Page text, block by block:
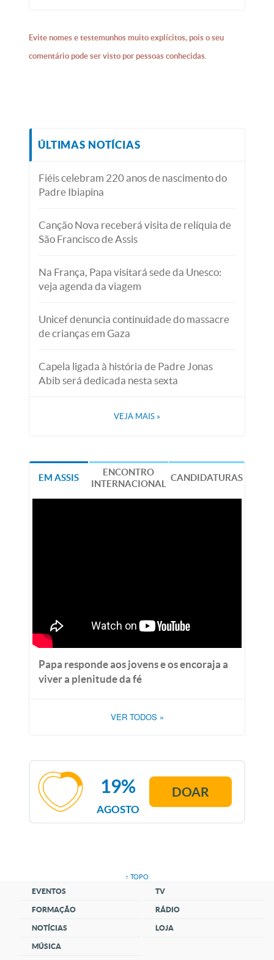
Evite nomes e testemunhos muito explícitos, pois o seu
comentário pode ser visto por pessoas conhecidas.
ÚLTIMAS NOTÍCIAS
Fiéis celebram 220 anos de nascimento do
Padre Ibiapina
Canção Nova receberá visita de relíquia de
São Francisco de Assis
Na França, Papa visitará sede da Unesco:
veja agenda da viagem
Unicef denuncia continuidade do massacre
de crianças em Gaza
Capela ligada à história de Padre Jonas
Abib será dedicada nesta sexta
VEJA MAIS »
EM ASSIS
ENCONTRO
INTERNACIONAL
CANDIDATURAS
Papa responde aos jovens e os encoraja a
viver a plenitude da fé
VER TODOS »
AGOSTO
19% DOAR
↑ TOPO
EVENTOS
FORMAÇÃO
NOTÍCIAS
MÚSICA
TV
RÁDIO
LOJA